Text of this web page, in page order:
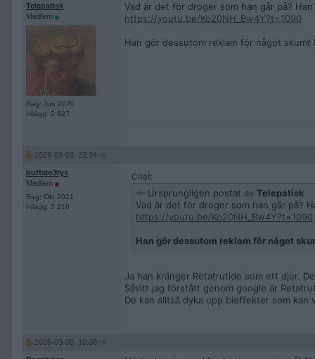
Telepatisk
Medlem
Reg: Jun 2020
Inlägg: 2 827
Vad är det för droger som han går på?
https://youtu.be/Ko20NH_Bw4Y?t=1090
Han gör dessutom reklam för något
2026-03-03, 22:34
buffalo3tys
Medlem
Reg: Okt 2021
Inlägg: 2 210
Citat:
Ursprungligen postat av Telepatisk
Vad är det för droger som han går på?
https://youtu.be/Ko20NH_Bw4Y?t=1090
Han gör dessutom reklam för något
Ja han kränger Retatrutide som ett djur.
Såvitt jag förstått genom google är
De kan alltså dyka upp bieffekter som kan
2026-03-05, 10:08